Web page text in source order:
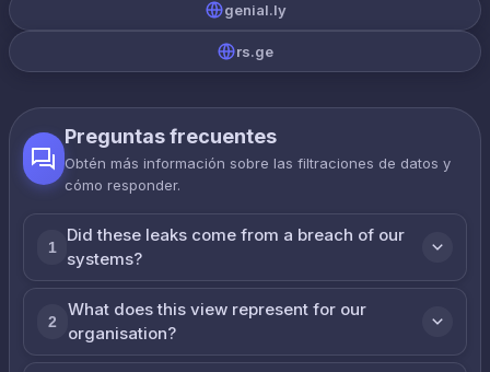
genial.ly
rs.ge
Preguntas frecuentes
Obtén más información sobre las filtraciones de datos y
cómo responder.
1
Did these leaks come from a breach of our
systems?
2
What does this view represent for our
organisation?